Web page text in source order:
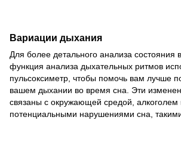
Вариации дыхания
Для более детального анализа состояния
функция анализа дыхательных ритмов
пульсоксиметр, чтобы помочь вам лучше
вашем дыхании во время сна. Эти
связаны с окружающей средой, алкоголем
потенциальными нарушениями сна,